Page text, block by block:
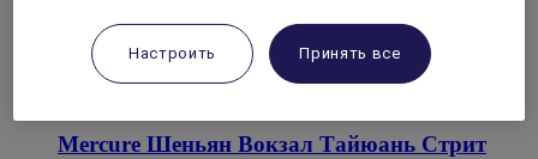
Mercure Шеньян Вокзал Тайюань Стрит
Настроить Принять все